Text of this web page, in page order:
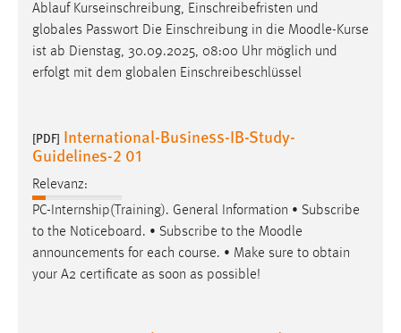
Ablauf Kurseinschreibung, Einschreibefristen und
globales Passwort Die Einschreibung in die Moodle-Kurse
ist ab Dienstag, 30.09.2025, 08:00 Uhr möglich und
erfolgt mit dem globalen Einschreibeschlüssel
[PDF] International-Business-IB-Study-
Guidelines-2 01
Relevanz:
PC-Internship(Training). General Information • Subscribe
to the Noticeboard. • Subscribe to the Moodle
announcements for each course. • Make sure to obtain
your A2 certificate as soon as possible!
Zweck:
Wird benötigt um die Chatfunktion nutzen zu können.
Cookie Laufzeit:
Jahre, MIBEW_UserID = 1 Jahr
Login
Name:
Zweck: